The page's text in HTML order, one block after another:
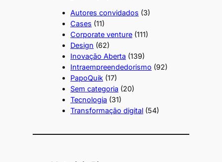
Autores convidados (3)
Cases (11)
Corporate venture (111)
Design (62)
Inovação Aberta (139)
Intraempreendedorismo (92)
PapoQuik (17)
Sem categoria (20)
Tecnologia (31)
Transformação digital (54)